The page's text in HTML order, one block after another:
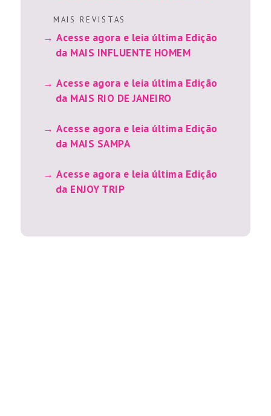
M A I S R E V I S T A S
Acesse agora e leia última Edição
da MAIS INFLUENTE HOMEM
Acesse agora e leia última Edição
da MAIS RIO DE JANEIRO
Acesse agora e leia última Edição
da MAIS SAMPA
Acesse agora e leia última Edição
da ENJOY TRIP